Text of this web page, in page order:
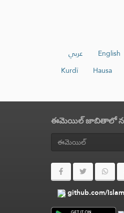
عربي English
Kurdî
Hausa
ఈమెయిల్ జాబితాలో
github.com/